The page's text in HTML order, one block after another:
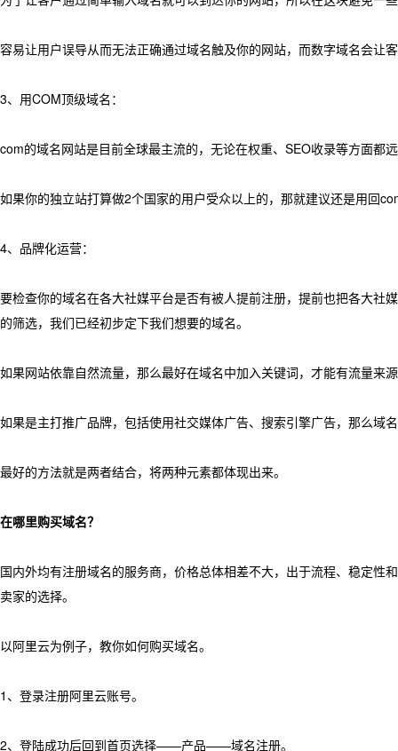
容易让用户误导从而无法正确通过域名触及你的网站，而数字域名会让
3、用COM顶级域名：
com的域名网站是目前全球最主流的，无论在权重、SEO收录等方面都
如果你的独立站打算做2个国家的用户受众以上的，那就建议还是用回
4、品牌化运营：
要检查你的域名在各大社媒平台是否有被人提前注册，提前也把各大社
的筛选，我们已经初步定下我们想要的域名。
如果网站依靠自然流量，那么最好在域名中加入关键词，才能有流量来
如果是主打推广品牌，包括使用社交媒体广告、搜索引擎广告，那么域
最好的方法就是两者结合，将两种元素都体现出来。
在哪里购买域名？
国内外均有注册域名的服务商，价格总体相差不大，出于流程、稳定
卖家的选择。
以阿里云为例子，教你如何购买域名。
1、登录注册阿里云账号。
2、登陆成功后回到首页选择——产品——域名注册。